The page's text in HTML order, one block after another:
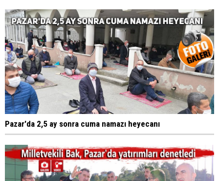
Pazar'da 2,5 ay sonra cuma namazı heyecanı